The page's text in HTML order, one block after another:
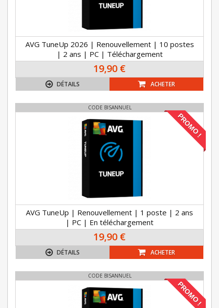
AVG TuneUp 2026 | Renouvellement | 10 postes
| 2 ans | PC | Téléchargement
19,90 €
DÉTAILS ACHETER
CODE BISANNUEL
PROMO !
AVG TuneUp | Renouvellement | 1 poste | 2 ans
| PC | En téléchargement
19,90 €
DÉTAILS ACHETER
CODE BISANNUEL
PROMO !